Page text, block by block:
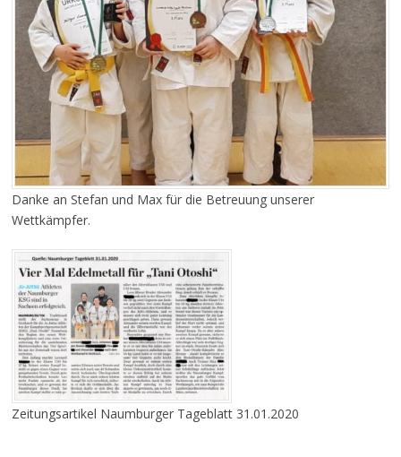
Danke an Stefan und Max für die Betreuung unserer
Wettkämpfer.
Zeitungsartikel Naumburger Tageblatt 31.01.2020